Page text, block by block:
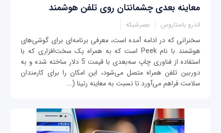
معاینه بعدی چشمانتان روی تلفن هوشمند
اندرو باستاروس عصرشبکه
سخنرانی که در ادامه آمده است، معرفی برنامه‌ای برای گوشی‌های
هوشمند با نام Peek است که به همراه یک سخت‌افزاری که با
استفاده از فناوری چاپ سه‌بعدی با قیمت 5 دلار ساخته شده و به
دوربین تلفن همراه متصل می‌شود، این امکان را برای کارمندان
سلامت فراهم می‌آورد تا نسبت به معاینه رتینا (...